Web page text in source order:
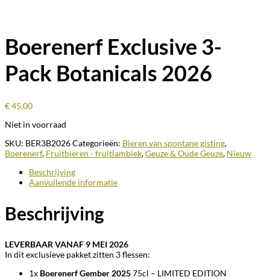
Boerenerf Exclusive 3-
Pack Botanicals 2026
€45,00
Niet in voorraad
SKU: BER3B2026Categorieën: Bieren van spontane gisting,
Boerenerf, Fruitbieren - fruitlambiek,Geuze & Oude Geuze, Nieuw
Beschrijving
Aanvullende informatie
Beschrijving
LEVERBAAR VANAF 9 MEI 2026
In dit exclusieve pakket zitten 3 flessen:
1x BoerenerfGember 202575cl – LIMITED EDITION